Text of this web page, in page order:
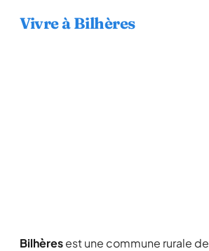
Vivre à Bilhères
Bilhèresest une commune rurale de